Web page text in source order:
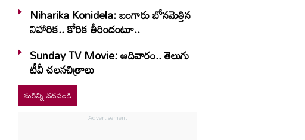
Niharika Konidela: బంగారు బోనమెత్తిన
నిహారిక.. కోరిక తీరిందంటూ..
Sunday TV Movie: ఆదివారం.. తెలుగు
టీవీ చ‌ల‌న‌చిత్రాలు
మరిన్ని చదవండి